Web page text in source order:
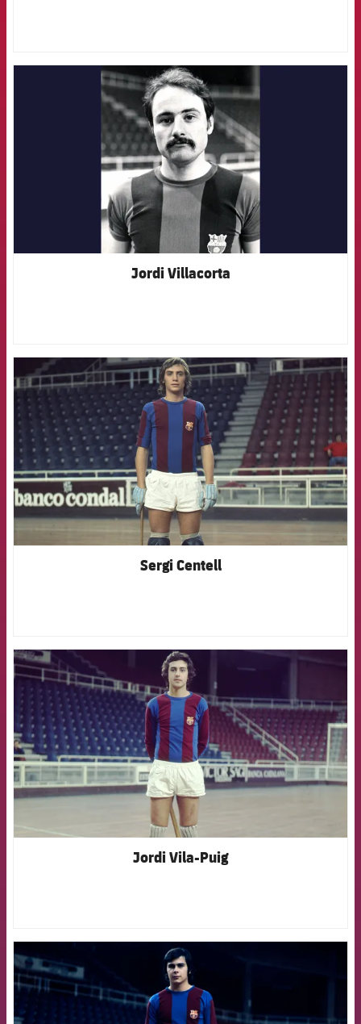
FCB Barcelona badge
Jordi Villacorta
FCB Barcelona badge
Sergi Centell
FCB Barcelona badge
Jordi Vila-Puig
FCB Barcelona badge